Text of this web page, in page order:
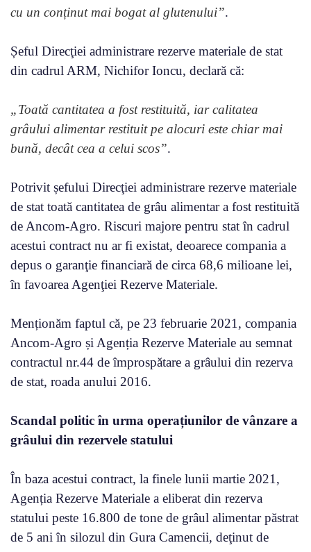
cu un conținut mai bogat al glutenului”.
Șeful Direcţiei administrare rezerve materiale de stat
din cadrul ARM, Nichifor Ioncu, declară că:
„Toată cantitatea a fost restituită, iar calitatea
grâului alimentar restituit pe alocuri este chiar mai
bună, decât cea a celui scos”.
Potrivit șefului Direcţiei administrare rezerve materiale
de stat toată cantitatea de grâu alimentar a fost restituită
de Ancom-Agro. Riscuri majore pentru stat în cadrul
acestui contract nu ar fi existat, deoarece compania a
depus o garanţie financiară de circa 68,6 milioane lei,
în favoarea Agenţiei Rezerve Materiale.
Menționăm faptul că, pe 23 februarie 2021, compania
Ancom-Agro și Agenția Rezerve Materiale au semnat
contractul nr.44 de împrospătare a grâului din rezerva
de stat, roada anului 2016.
Scandal politic în urma operațiunilor de vânzare a
grâului din rezervele statului
În baza acestui contract, la finele lunii martie 2021,
Agenția Rezerve Materiale a eliberat din rezerva
statului peste 16.800 de tone de grâul alimentar păstrat
de 5 ani în silozul din Gura Camencii, deţinut de